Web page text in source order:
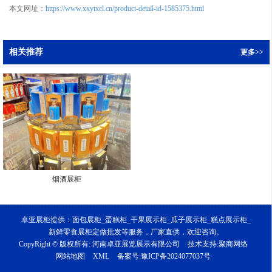
本文网址： https://www.xxytxcl.cn/product-detail-id-1585375.html
相关推荐 更多>>
烟酒展柜
卓亚展柜提供：面包展柜_蛋糕柜_干果展示柜_瓜子展示柜_糕点展示柜_
新鲜零食展柜定做批发等服务，厂家直供，欢迎咨询。
CopyRight © 版权所有: 河南卓亚展览展示有限公司 技术支持:聚商网络
网站地图
XML 备案号:豫ICP备2024077037号